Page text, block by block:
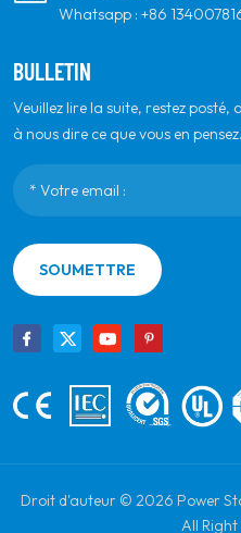
Whatsapp : +86
BULLETIN
Veuillez lire la suite, restez
à nous dire ce que vous en pensez.
SOUMETTRE
Droit d'auteur © 2026 Power
All Right